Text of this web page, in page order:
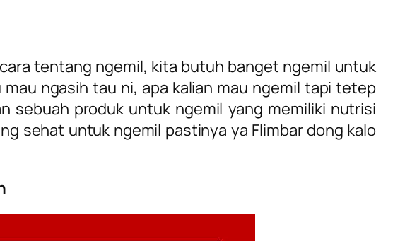
tentang ngemil, kita butuh banget ngemil untuk
ngasih tau ni, apa kalian mau ngemil tapi tetep
sebuah produk untuk ngemil yang memiliki nutrisi
sehat untuk ngemil pastinya ya Flimbar dong kalo